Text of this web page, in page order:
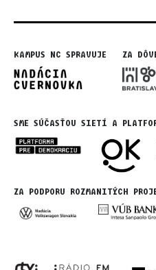
KAMPUS NC SPRAVUJE ZA
SME SÚČASŤOU SIETÍ A
ZA PODPORU ROZMANITÝCH